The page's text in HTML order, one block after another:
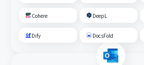
Cohere DeepL
Dify DocsFold